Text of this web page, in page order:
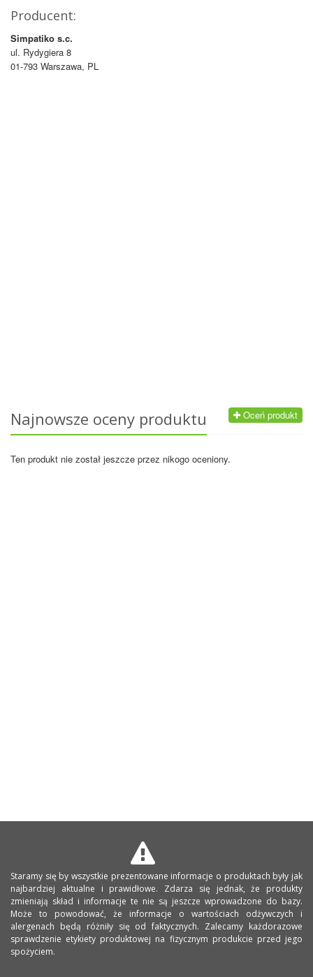
Producent:
Simpatiko s.c.
ul. Rydygiera 8
01-793 Warszawa, PL
Najnowsze oceny produktu Oceń produkt
Ten produkt nie został jeszcze przez nikogo oceniony.
Staramy się by wszystkie prezentowane informacje o produktach były jak
najbardziej aktualne i prawidłowe. Zdarza się jednak, że produkty
zmieniają skład i informacje te nie są jeszcze wprowadzone do bazy.
Może to powodować, że informacje o wartościach odżywczych i
alergenach będą różniły się od faktycznych. Zalecamy każdorazowe
sprawdzenie etykiety produktowej na fizycznym produkcie przed jego
spożyciem.